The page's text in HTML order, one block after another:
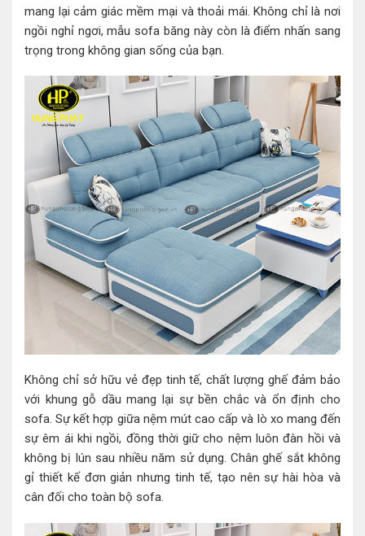
mang lại cảm giác mềm mại và thoải mái. Không chỉ là nơi
ngồi nghỉ ngơi, mẫu sofa băng này còn là điểm nhấn sang
trọng trong không gian sống của bạn.
Không chỉ sở hữu vẻ đẹp tinh tế, chất lượng ghế đảm bảo
với khung gỗ dầu mang lại sự bền chắc và ổn định cho
sofa. Sự kết hợp giữa nệm mút cao cấp và lò xo mang đến
sự êm ái khi ngồi, đồng thời giữ cho nệm luôn đàn hồi và
không bị lún sau nhiều năm sử dụng. Chân ghế sắt không
gỉ thiết kế đơn giản nhưng tinh tế, tạo nên sự hài hòa và
cân đối cho toàn bộ sofa.